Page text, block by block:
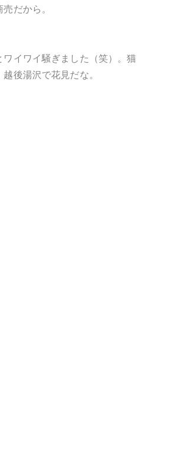
だから。
イワイ騒ぎました（笑）。猫
後湯沢で花見だな。